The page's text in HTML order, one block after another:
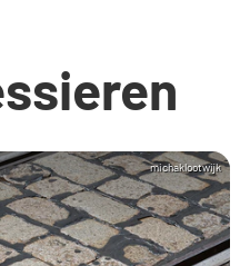
michaklootwijk